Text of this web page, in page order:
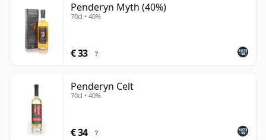
Penderyn Myth (40%)
70cl • 40%
€ 33 ?
Penderyn Celt
70cl • 40%
€ 34 ?